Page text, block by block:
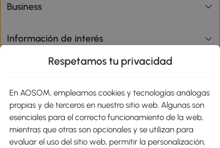
Business
Información de interés
Métodos de Pago
Respetamos tu privacidad
En AOSOM, empleamos cookies y tecnologías análogas
propias y de terceros en nuestro sitio web. Algunas son
esenciales para el correcto funcionamiento de la web,
mientras que otras son opcionales y se utilizan para
evaluar el uso del sitio web, permitir la personalización,